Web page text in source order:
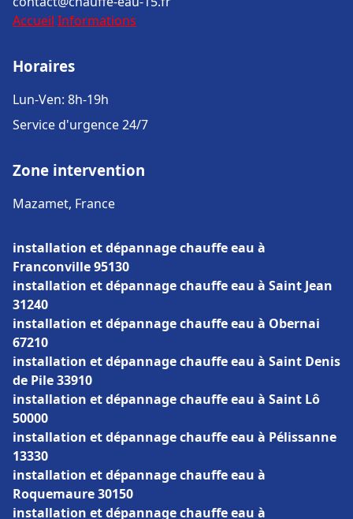
Accueil Informations
Horaires
Lun-Ven: 8h-19h
Service d'urgence 24/7
Zone intervention
Mazamet, France
installation et dépannage chauffe eau à
Franconville 95130
installation et dépannage chauffe eau à Saint Jean
31240
installation et dépannage chauffe eau à Obernai
67210
installation et dépannage chauffe eau à Saint Denis
de Pile 33910
installation et dépannage chauffe eau à Saint Lô
50000
installation et dépannage chauffe eau à Pélissanne
13330
installation et dépannage chauffe eau à
Roquemaure 30150
installation et dépannage chauffe eau à